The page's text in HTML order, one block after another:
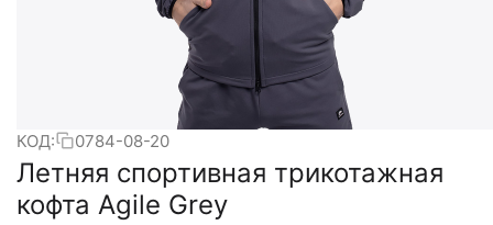
КОД: 0784-08-20
Летняя спортивная трикотажная
кофта Agile Grey